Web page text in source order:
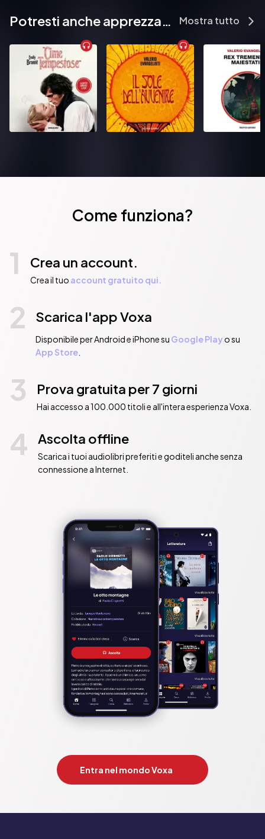
Potresti anche apprezzare... Mostra tutto
Come funziona?
1 Crea un account.
Crea il tuo account gratuito qui.
2 Scarica l'app Voxa
Disponibile per Android e iPhone su Google Playo su
App Store.
3 Prova gratuita per 7 giorni
Hai accesso a 100.000 titoli e all'intera esperienza Voxa.
4 Ascolta offline
Scarica i tuoi audiolibri preferiti e goditeli anche senza
connessione a Internet.
Entra nel mondo Voxa